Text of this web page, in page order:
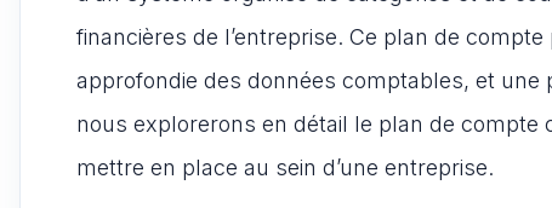
A
p
p
b
o
o
k
t
d
o
n
er
financières de l’entreprise. Ce plan de
approfondie des données comptables, et
nous explorerons en détail le plan de
mettre en place au sein d’une entreprise.